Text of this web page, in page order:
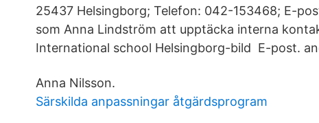
25437 Helsingborg; Telefon: 042-153468; E-
som Anna Lindström att upptäcka interna
International school Helsingborg-bild E-post.
Anna Nilsson.
Särskilda anpassningar åtgärdsprogram